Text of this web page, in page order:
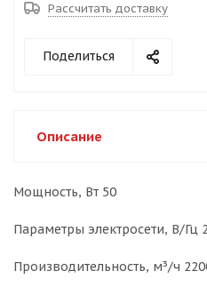
Рассчитать доставку
Поделиться
Описание
Мощность, Вт 50
Параметры электросети, В/Гц
Производительность, м³/ч